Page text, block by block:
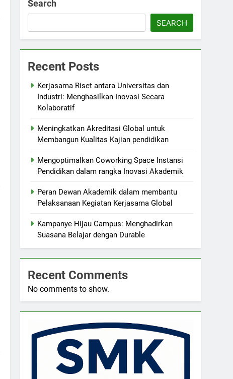
Search
SEARCH
Recent Posts
Kerjasama Riset antara Universitas dan
Industri: Menghasilkan Inovasi Secara
Kolaboratif
Meningkatkan Akreditasi Global untuk
Membangun Kualitas Kajian pendidikan
Mengoptimalkan Coworking Space Instansi
Pendidikan dalam rangka Inovasi Akademik
Peran Dewan Akademik dalam membantu
Pelaksanaan Kegiatan Kerjasama Global
Kampanye Hijau Campus: Menghadirkan
Suasana Belajar dengan Durable
Recent Comments
No comments to show.